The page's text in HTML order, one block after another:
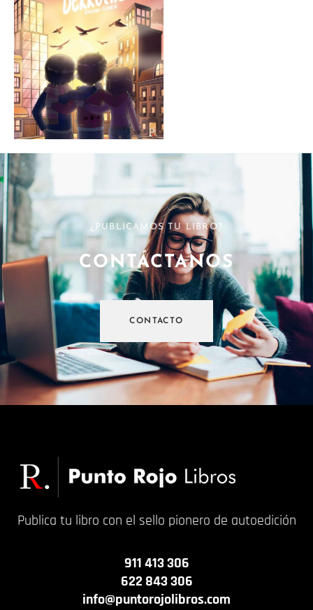
¿PUBLICAMOS TU LIBRO?
CONTÁCTANOS
CONTACTO
Publica tu libro con el sello pionero de autoedición
911 413 306
622 843 306
info@puntorojolibros.com